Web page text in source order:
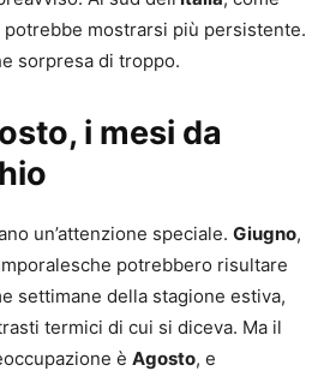
potrebbe mostrarsi più persistente.
sorpresa di troppo.
i mesi da
un’attenzione speciale. Giugno,
potrebbero risultare
settimane della stagione estiva,
termici di cui si diceva. Ma il
è Agosto, e